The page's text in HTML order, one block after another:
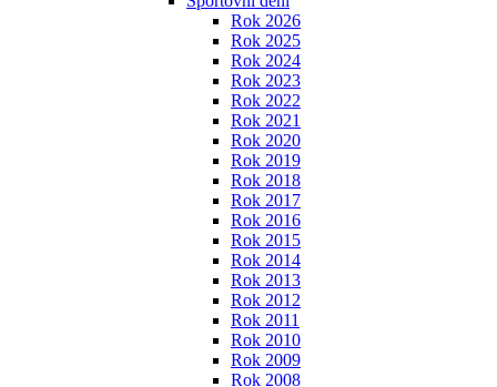
Rok 2026
Rok 2025
Rok 2024
Rok 2023
Rok 2022
Rok 2021
Rok 2020
Rok 2019
Rok 2018
Rok 2017
Rok 2016
Rok 2015
Rok 2014
Rok 2013
Rok 2012
Rok 2011
Rok 2010
Rok 2009
Rok 2008